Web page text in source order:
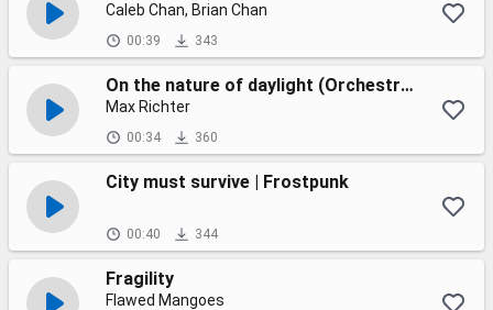
Caleb Chan, Brian Chan
00:39 343
On the nature of daylight (Orchestral version)
Max Richter
00:34 360
City must survive | Frostpunk
00:40 344
Fragility
Flawed Mangoes